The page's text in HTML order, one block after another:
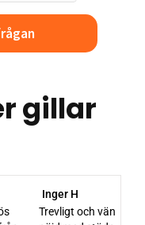
gillar